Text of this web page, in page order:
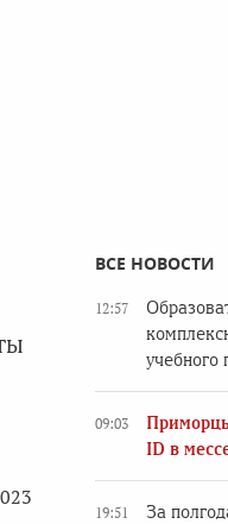
ВСЕ НОВОСТИ
12:57
учебного
09:03
ID в
19:51
За